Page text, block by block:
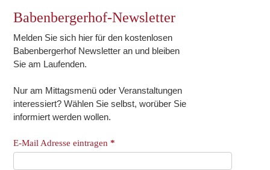
Babenbergerhof-Newsletter
Melden Sie sich hier für den kostenlosen
Babenbergerhof Newsletter an und bleiben
Sie am Laufenden.
Nur am Mittagsmenü oder Veranstaltungen
interessiert? Wählen Sie selbst, worüber Sie
informiert werden wollen.
E-Mail Adresse eintragen*